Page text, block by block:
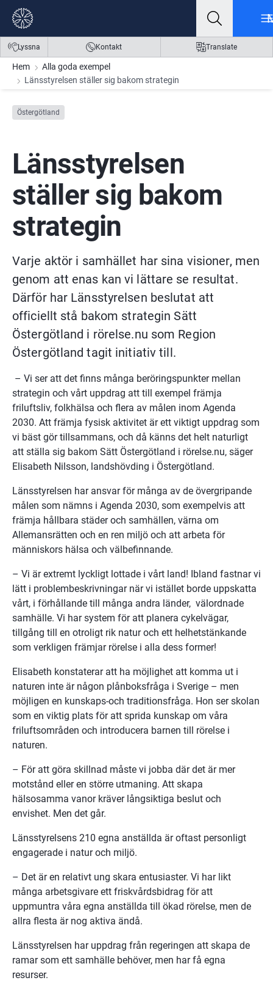
Gå till innehåll
Gå till meny
Gå till sidfot
Lyssna Kontakt Translate
Hem
Alla goda exempel
Länsstyrelsen ställer sig bakom strategin
Östergötland
Länsstyrelsen
ställer sig bakom
strategin
Varje aktör i samhället har sina visioner, men
genom att enas kan vi lättare se resultat.
Därför har Länsstyrelsen beslutat att
officiellt stå bakom strategin Sätt
Östergötland i rörelse.nu som Region
Östergötland tagit initiativ till.
– Vi ser att det finns många beröringspunkter mellan
strategin och vårt uppdrag att till exempel främja
friluftsliv, folkhälsa och flera av målen inom Agenda
2030. Att främja fysisk aktivitet är ett viktigt uppdrag som
vi bäst gör tillsammans, och då känns det helt naturligt
att ställa sig bakom Sätt Östergötland i rörelse.nu, säger
Elisabeth Nilsson, landshövding i Östergötland.
Länsstyrelsen har ansvar för många av de övergripande
målen som nämns i Agenda 2030, som exempelvis att
främja hållbara städer och samhällen, värna om
Allemansrätten och en ren miljö och att arbeta för
människors hälsa och välbefinnande.
– Vi är extremt lyckligt lottade i vårt land! Ibland fastnar vi
lätt i problembeskrivningar när vi istället borde uppskatta
vårt, i förhållande till många andra länder,  välordnade
samhälle. Vi har system för att planera cykelvägar,
tillgång till en otroligt rik natur och ett helhetstänkande
som verkligen främjar rörelse i alla dess former!
Elisabeth konstaterar att ha möjlighet att komma ut i
naturen inte är någon plånboksfråga i Sverige – men
möjligen en kunskaps-och traditionsfråga. Hon ser skolan
som en viktig plats för att sprida kunskap om våra
friluftsområden och introducera barnen till rörelse i
naturen.
– För att göra skillnad måste vi jobba där det är mer
motstånd eller en större utmaning. Att skapa
hälsosamma vanor kräver långsiktiga beslut och
envishet. Men det går.
Länsstyrelsens 210 egna anställda är oftast personligt
engagerade i natur och miljö.
– Det är en relativt ung skara entusiaster. Vi har likt
många arbetsgivare ett friskvårdsbidrag för att
uppmuntra våra egna anställda till ökad rörelse, men de
allra flesta är nog aktiva ändå.
Länsstyrelsen har uppdrag från regeringen att skapa de
ramar som ett samhälle behöver, men har få egna
resurser.